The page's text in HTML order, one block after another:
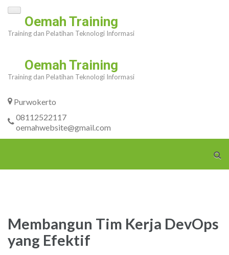
Skip
content
Enter)
Oemah Training
Training dan Pelatihan Teknologi Informasi
Oemah Training
Training dan Pelatihan Teknologi Informasi
Purwokerto
08112522117
oemahwebsite@gmail.com
Membangun Tim Kerja DevOps
yang Efektif